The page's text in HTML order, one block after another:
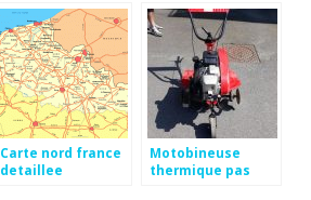
honda
Carte nord france
detaillee
Motobineuse
thermique pas